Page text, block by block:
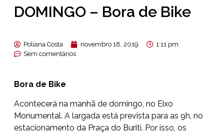
DOMINGO – Bora de Bike
Poliana Costa novembro 18, 2019
1:11 pm
Sem comentários
Bora de Bike
Acontecerá na manhã de domingo, no Eixo
Monumental. A largada está prevista para as 9h, no
estacionamento da Praça do Buriti. Por isso, os